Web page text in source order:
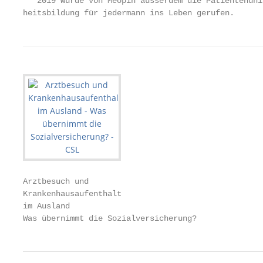
heitsbildung für jedermann ins Leben gerufen.
Arztbesuch und
Krankenhausaufenthalt
im Ausland
Was übernimmt die Sozialversicherung?